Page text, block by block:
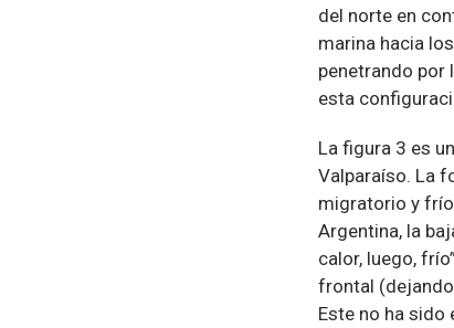
del norte en
marina hacia
penetrando por
esta
La figura 3 es
Valparaíso. La
migratorio y
Argentina, la
calor, luego,
frontal
Este no ha sido